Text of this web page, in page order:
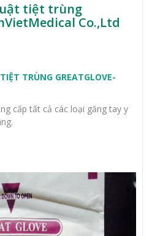
tiệt trùng
Co.,Ltd
TRÙNG GREATGLOVE-
cấp tất cả các loại găng tay y